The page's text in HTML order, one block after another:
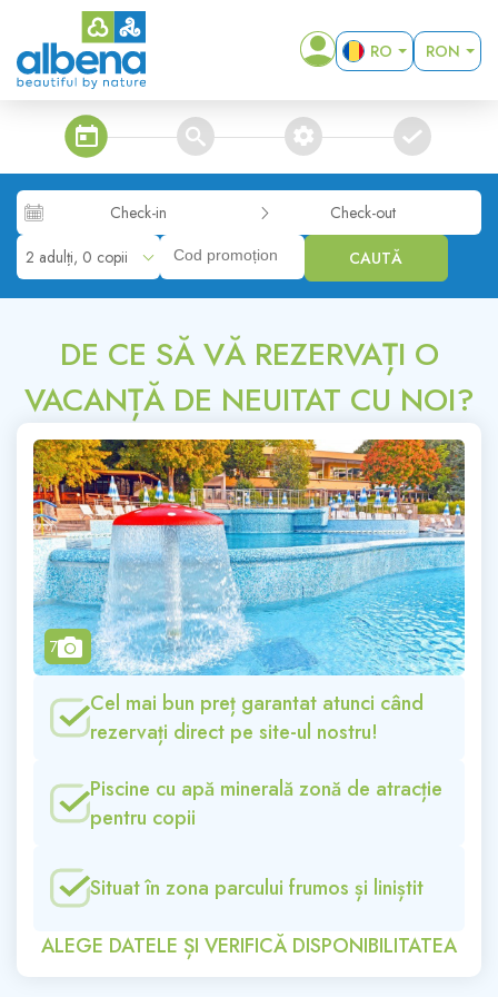
RO
RON
USD
KZT
MKD
steps_calendar search extra_services confirm
Check-in
Check-out
2 adulți, 0 copii
CAUTĂ
DE CE SĂ VĂ REZERVAȚI O
VACANȚĂ DE NEUITAT CU NOI?
7camera
Cel mai bun preț garantat atunci când
rezervați direct pe site-ul nostru!
Piscine cu apă minerală zonă de atracție
pentru copii
Situat în zona parcului frumos și liniștit
ALEGE DATELE ȘI VERIFICĂ DISPONIBILITATEA